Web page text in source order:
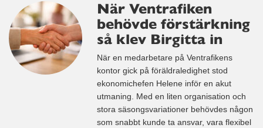
När Ventrafiken
behövde förstärkning
så klev Birgitta in
När en medarbetare på Ventrafikens
kontor gick på föräldraledighet stod
ekonomichefen Helene inför en akut
utmaning. Med en liten organisation och
stora säsongsvariationer behövdes någon
som snabbt kunde ta ansvar, vara flexibel